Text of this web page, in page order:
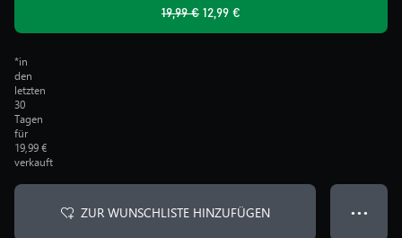
19,99 € 12,99 €
*in
den
letzten
30
Tagen
für
19,99 €
verkauft
ZUR WUNSCHLISTE HINZUFÜGEN ● ● ●